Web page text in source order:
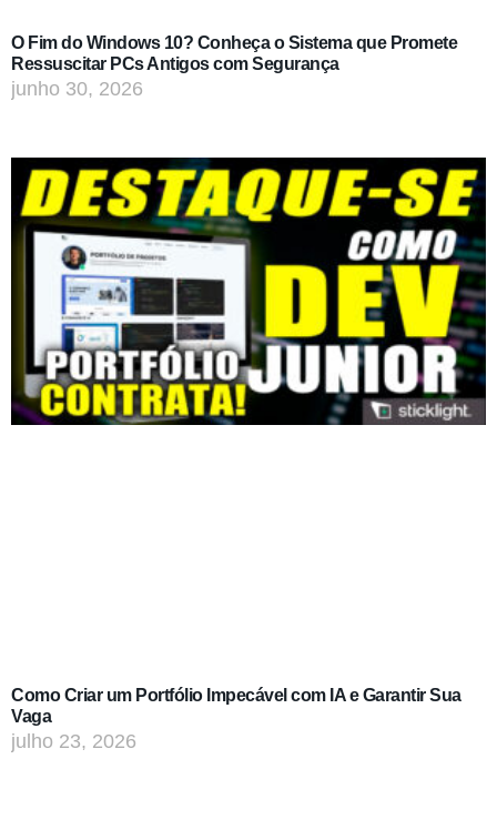
O Fim do Windows 10? Conheça o Sistema que Promete
Ressuscitar PCs Antigos com Segurança
junho 30, 2026
Como Criar um Portfólio Impecável com IA e Garantir Sua
Vaga
julho 23, 2026